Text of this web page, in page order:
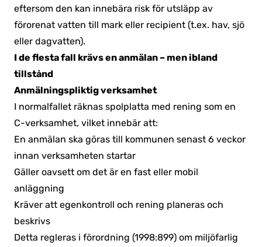
eftersom den kan innebära risk för utsläpp av
förorenat vatten till mark eller recipient (t.ex. hav, sjö
eller dagvatten).
I de flesta fall krävs en anmälan – men ibland
tillstånd
Anmälningspliktig verksamhet
I normalfallet räknas spolplatta med rening som en
C-verksamhet, vilket innebär att:
En anmälan ska göras till kommunen senast 6 veckor
innan verksamheten startar
Gäller oavsett om det är en fast eller mobil
anläggning
Kräver att egenkontroll och rening planeras och
beskrivs
Detta regleras i förordning (1998:899) om miljöfarlig